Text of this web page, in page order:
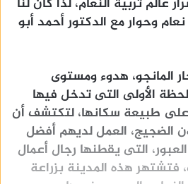
وحوار مع الدكتور أحمد أبو
المانجو، هدوء ومستوى
الأولى التى تدخل فيها
طبيعة سكانها، لتكتشف أن
الضجيج، العمل لديهم أفضل
التى يقطنها رجال أعمال
فتشتهر هذه المدينة بزراعة